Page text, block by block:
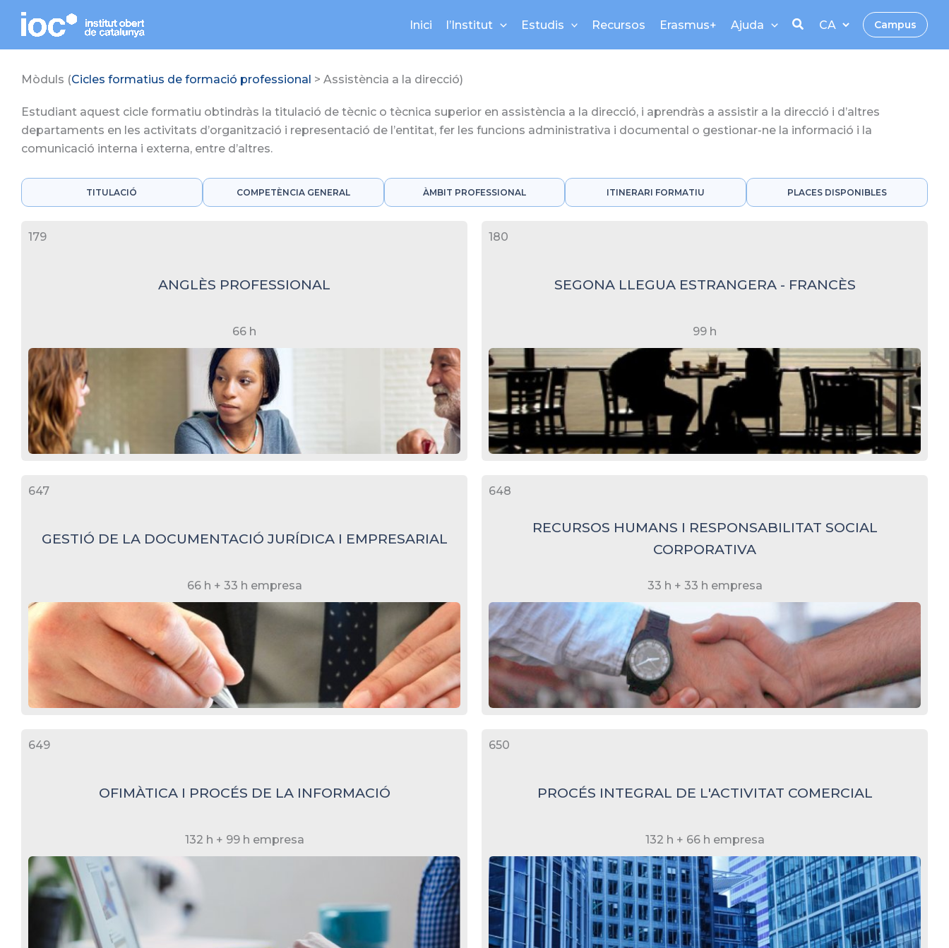
contingut
Inici l’Institut Estudis Recursos Erasmus+ Ajuda Campus
Mòduls (Cicles formatius de formació professional > Assistència a la direcció)
Estudiant aquest cicle formatiu obtindràs la titulació de tècnic o tècnica superior en assistència a la direcció, i aprendràs a assistir a la direcció i d’altres
departaments en les activitats d’organització i representació de l’entitat, fer les funcions administrativa i documental o gestionar-ne la informació i la
comunicació interna i externa, entre d’altres.
TITULACIÓ COMPETÈNCIA GENERAL ÀMBIT PROFESSIONAL ITINERARI FORMATIU PLACES DISPONIBLES
179
ANGLÈS PROFESSIONAL
66 h
180
SEGONA LLEGUA ESTRANGERA - FRANCÈS
99 h
647
GESTIÓ DE LA DOCUMENTACIÓ JURÍDICA I EMPRESARIAL
66 h + 33 h empresa
648
RECURSOS HUMANS I RESPONSABILITAT SOCIAL
CORPORATIVA
33 h + 33 h empresa
649
OFIMÀTICA I PROCÉS DE LA INFORMACIÓ
132 h + 99 h empresa
650
PROCÉS INTEGRAL DE L'ACTIVITAT COMERCIAL
132 h + 66 h empresa